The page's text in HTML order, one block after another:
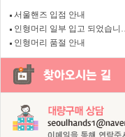
서울핸즈 입점 안내
인형머리 일부 입고 되었습니…
인형머리 품절 안내